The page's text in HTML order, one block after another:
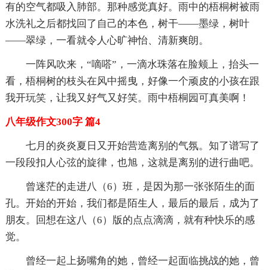
有的空气都吸入肺部。那种感觉真好。雨中的梧桐树被雨
水洗礼之后都找回了自己的本色，树干——墨绿，树叶
——翠绿，一看就令人心旷神怡、清新爽朗。
一阵风吹来，“嘀嗒”，一滴水珠落在脸颊上，抬头一
看，梧桐树的枝头在风中摇曳，好像一个顽皮的小孩在跟
我开玩笑，让我又好气又好笑。雨中梧桐园可真美啊！
八年级作文300字 篇4
七月的炎炎夏日又开始营造离别的气氛。知了谱写了
一段段扣人心弦的旋律，也旭，这就是离别的进行曲吧。
曾迷茫的走进八（6）班，是因为那一张张陌生的面
孔。开始的开始，我们都是陌生人，最后的最后，成为了
朋友。回想在这八（6）版的点点滴滴，就有种快乐的感
觉。
曾经一起上扬嘴角的她，曾经一起面临挑战的她，曾